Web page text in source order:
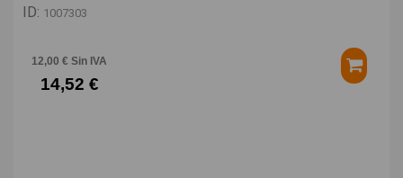
ID: 1007303
12,00 € Sin IVA
14,52 €